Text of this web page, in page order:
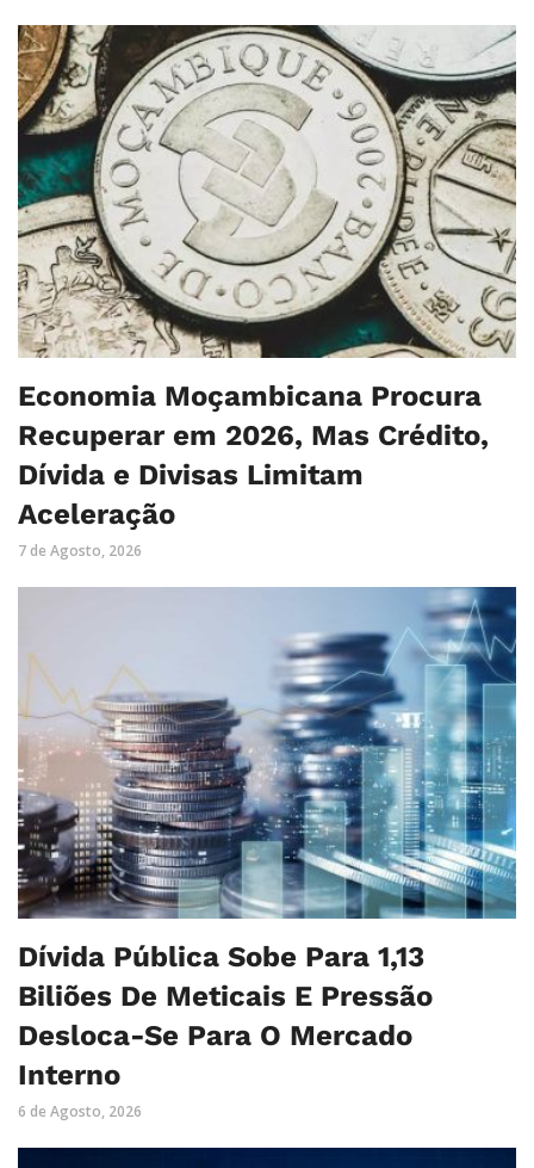
Economia Moçambicana Procura
Recuperar em 2026, Mas Crédito,
Dívida e Divisas Limitam
Aceleração
7 de Agosto, 2026
Dívida Pública Sobe Para 1,13
Biliões De Meticais E Pressão
Desloca-Se Para O Mercado
Interno
6 de Agosto, 2026